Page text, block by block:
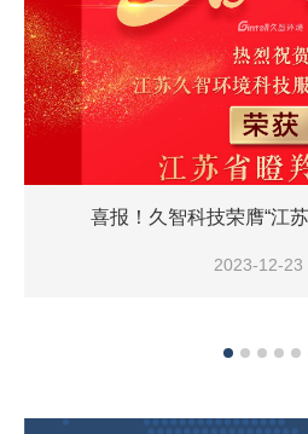
喜报！久智科技荣膺“江
2023-12-23